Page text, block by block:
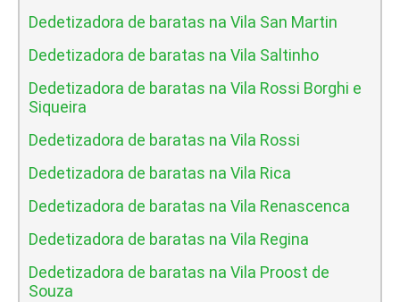
Dedetizadora de baratas na Vila San Martin
Dedetizadora de baratas na Vila Saltinho
Dedetizadora de baratas na Vila Rossi Borghi e
Siqueira
Dedetizadora de baratas na Vila Rossi
Dedetizadora de baratas na Vila Rica
Dedetizadora de baratas na Vila Renascenca
Dedetizadora de baratas na Vila Regina
Dedetizadora de baratas na Vila Proost de
Souza